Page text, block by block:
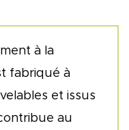
à la
fabriqué à
et issus
au